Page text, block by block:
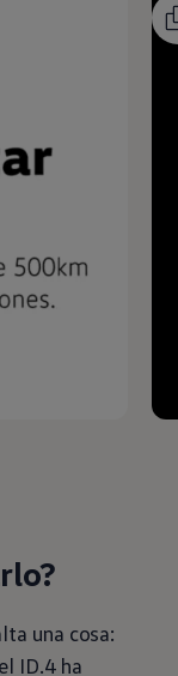
una cosa:
ID.4ha